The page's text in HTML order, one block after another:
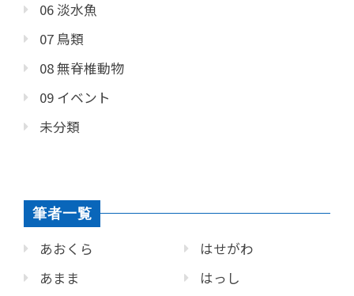
06 淡水魚
07 鳥類
08 無脊椎動物
09 イベント
未分類
筆者一覧
あおくら
あまま
はせがわ
はっし